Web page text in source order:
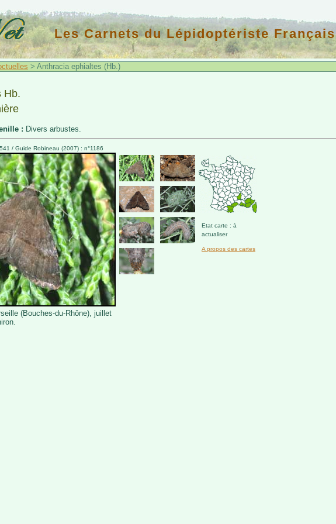
Les Carnets du Lépidoptériste Français
> Anthracia ephialtes (Hb.)
Hb.
: Divers arbustes.
/ Guide Robineau (2007) : n°1186
(Bouches-du-Rhône), juillet
Etat carte : à
actualiser
A propos des cartes